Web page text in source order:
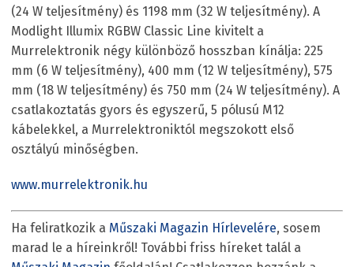
(24 W teljesítmény) és 1198 mm (32 W teljesítmény). A
Modlight Illumix RGBW Classic Line kivitelt a
Murrelektronik négy különböző hosszban kínálja: 225
mm (6 W teljesítmény), 400 mm (12 W teljesítmény), 575
mm (18 W teljesítmény) és 750 mm (24 W teljesítmény). A
csatlakoztatás gyors és egyszerű, 5 pólusú M12
kábelekkel, a Murrelektroniktól megszokott első
osztályú minőségben.
www.murrelektronik.hu
Ha feliratkozik a Műszaki Magazin Hírlevelére, sosem
marad le a híreinkről! További friss híreket talál a